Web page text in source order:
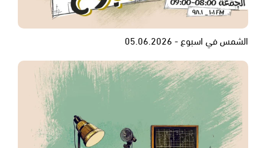
الشمس في اسبوع - 05.06.2026